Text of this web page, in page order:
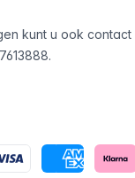
kunt u ook contact
.